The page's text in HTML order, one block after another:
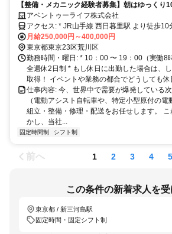
【整備・メカニック経験者募集】朝はゆっくり
【完全週休2日】
アベントゥーライフ株式会社
アクセス: * JR山手線 西日暮里駅 より徒
月給250,000円～400,000円
東京都東京23区荒川区
勤務時間・曜日: * 10：00 〜 19：00（実働8
全週休2日制 * もし休日に出勤した場合は、
取得！ イベントや業務の都合でどうしても休
仕事内容: 今、世界中で需要が爆発している
（電動アシスト自転車や、特定小型原付の
組立・整備・修理・配送をお任せします。
かし、当社...
固定時間制 シフト制
前へ 1 2 3 4 5
この条件の新着求人を
東京都 / 新三河島駅
固定時間・固定シフト制